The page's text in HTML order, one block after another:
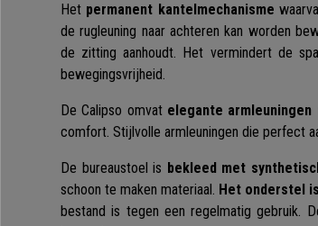
Het permanent kantelmechanisme
de rugleuning naar achteren kan worden
de zitting aanhoudt. Het vermindert de
bewegingsvrijheid.
De Calipso omvat elegante
comfort. Stijlvolle armleuningen die perfect
De bureaustoel is bekleed met
schoon te maken materiaal. Het onderstel
bestand is tegen een regelmatig gebruik.